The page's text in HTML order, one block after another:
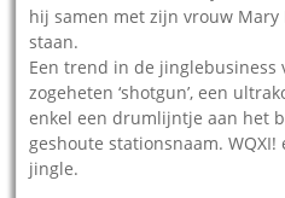
hij samen met zijn vrouw
staan.
Een trend in de jinglebusiness
zogeheten ‘shotgun’, een
enkel een drumlijntje aan het
geshoute stationsnaam.
jingle.